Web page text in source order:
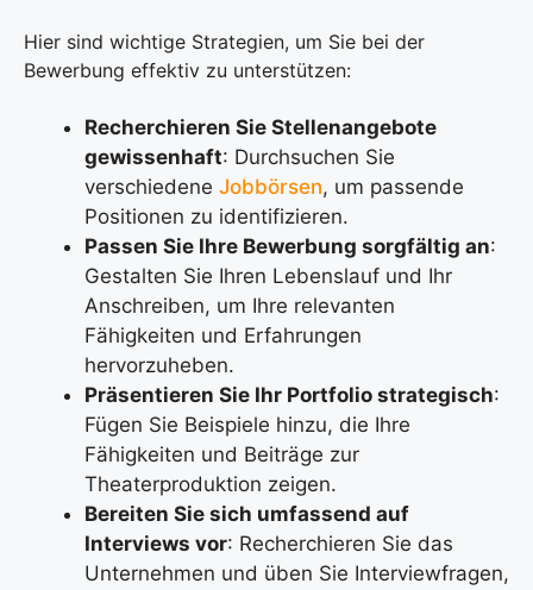
Hier sind wichtige Strategien, um Sie bei der
Bewerbung effektiv zu unterstützen:
Recherchieren Sie Stellenangebote
gewissenhaft: Durchsuchen Sie
verschiedene Jobbörsen, um passende
Positionen zu identifizieren.
Passen Sie Ihre Bewerbung sorgfältig an:
Gestalten Sie Ihren Lebenslauf und Ihr
Anschreiben, um Ihre relevanten
Fähigkeiten und Erfahrungen
hervorzuheben.
Präsentieren Sie Ihr Portfolio strategisch:
Fügen Sie Beispiele hinzu, die Ihre
Fähigkeiten und Beiträge zur
Theaterproduktion zeigen.
Bereiten Sie sich umfassend auf
Interviews vor: Recherchieren Sie das
Unternehmen und üben Sie Interviewfragen,